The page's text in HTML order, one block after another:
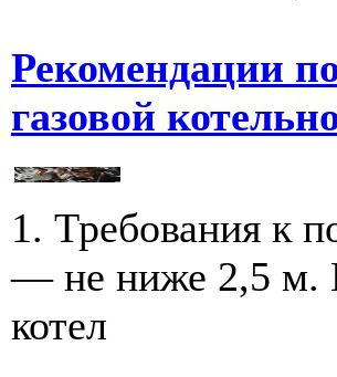
Рекомендации
газовой
1. Требования к
— не ниже 2,5 м.
котел